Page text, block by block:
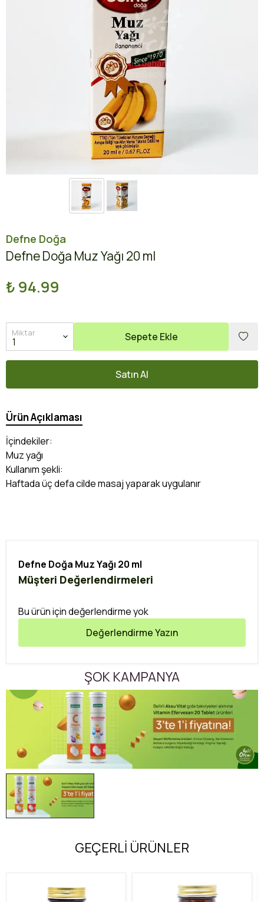
Defne Doğa
Defne Doğa Muz Yağı 20 ml
₺ 94.99
Miktar Sepete Ekle
Satın Al
Ürün Açıklaması
İçindekiler:
Muz yağı
Kullanım şekli:
Haftada üç defa cilde masaj yaparak uygulanır
Defne Doğa Muz Yağı 20 ml
Müşteri Değerlendirmeleri
Bu ürün için değerlendirme yok
Değerlendirme Yazın
ŞOK KAMPANYA
GEÇERLİ ÜRÜNLER